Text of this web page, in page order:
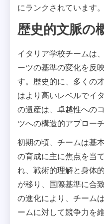
にランクされています。
歴史的文脈の
イタリア学校チームは
ーツの基準の変化を反
す。歴史的に、多くの
はより高いレベルでイ
の遺産は、卓越性への
ツへの構造的アプロー
初期の頃、チームは基
の育成に主に焦点を当
れ、戦術的理解と身体
が移り、国際基準に合
の進化により、チーム
ームに対して競争力を